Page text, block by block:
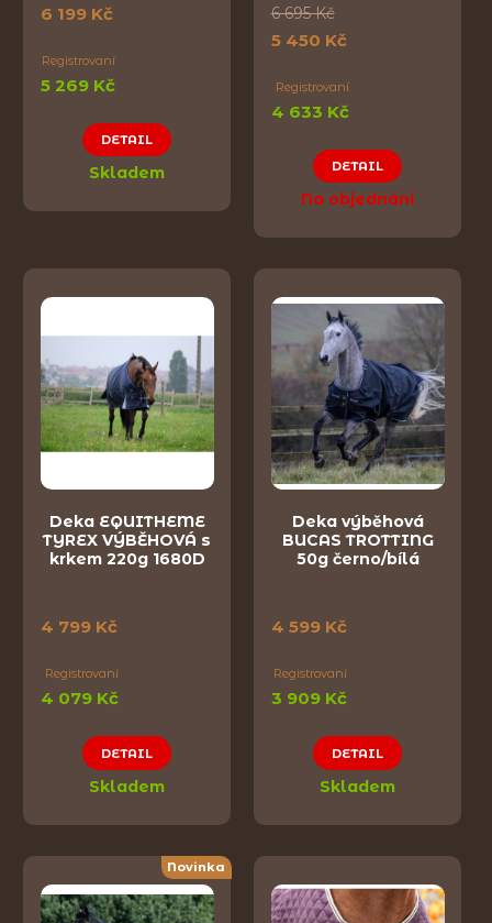
6 199 Kč
Registrovaní
5 269 Kč
DETAIL
Skladem
6 695 Kč
5 450 Kč
Registrovaní
4 633 Kč
DETAIL
Na objednání
Deka EQUITHEME
TYREX VÝBĚHOVÁ s
krkem 220g 1680D
4 799 Kč
Registrovaní
4 079 Kč
DETAIL
Skladem
Deka výběhová
BUCAS TROTTING
50g černo/bílá
4 599 Kč
Registrovaní
3 909 Kč
DETAIL
Skladem
Novinka